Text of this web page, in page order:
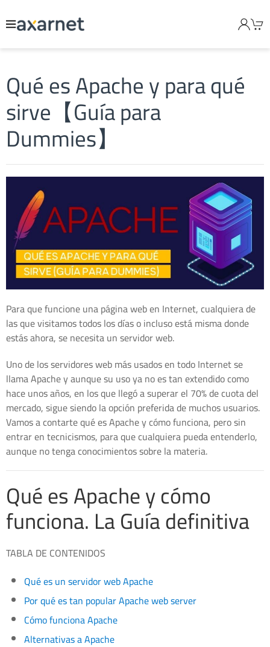
Qué es Apache y para qué
sirve【Guía para
Dummies】
Para que funcione una página web en Internet, cualquiera de
las que visitamos todos los días o incluso está misma donde
estás ahora, se necesita un servidor web.
Uno de los servidores web más usados en todo Internet se
llama Apache y aunque su uso ya no es tan extendido como
hace unos años, en los que llegó a superar el 70% de cuota del
mercado, sigue siendo la opción preferida de muchos usuarios.
Vamos a contarte qué es Apache y cómo funciona, pero sin
entrar en tecnicismos, para que cualquiera pueda entenderlo,
aunque no tenga conocimientos sobre la materia.
Qué es Apache y cómo
funciona. La Guía definitiva
TABLA DE CONTENIDOS
Qué es un servidor web Apache
Por qué es tan popular Apache web server
Cómo funciona Apache
Alternativas a Apache